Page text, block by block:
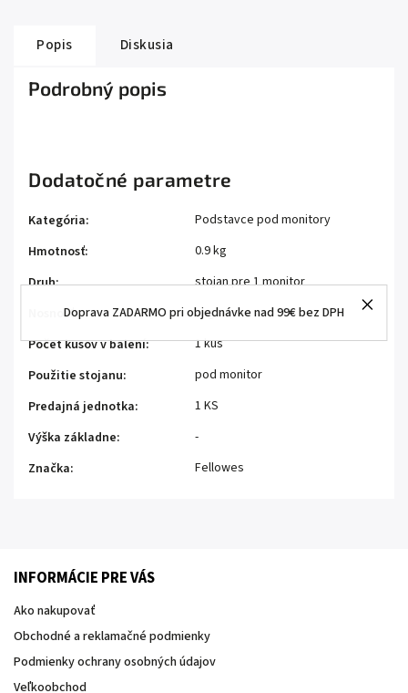
Doprava ZADARMO pri objednávke nad 99€ bez DPH
Popis Diskusia
Podrobný popis
Dodatočné parametre
Kategória:
Podstavce pod monitory
Hmotnosť:
0.9 kg
Druh:
stojan pre 1 monitor
Nosnosť:
- kg
Počet kusov v balení:
1 kus
Použitie stojanu:
pod monitor
Predajná jednotka:
1 KS
Výška základne:
-
Značka: Fellowes
INFORMÁCIE PRE VÁS
Ako nakupovať
Obchodné a reklamačné podmienky
Podmienky ochrany osobných údajov
Veľkoobchod